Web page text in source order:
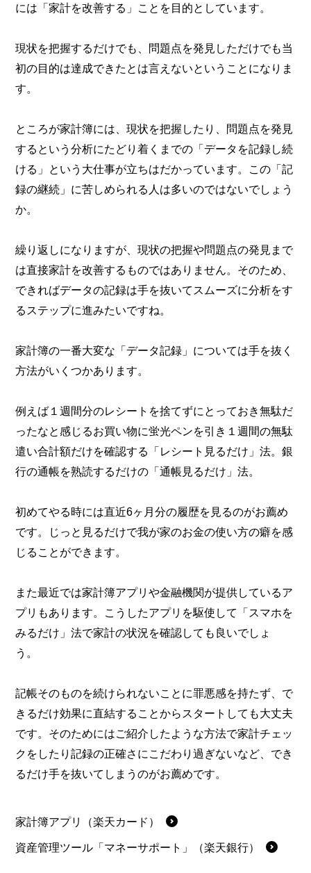
には「家計を改善する」ことを目的としています。
現状を把握するだけでも、問題点を発見しただけでも当
初の目的は達成できたとは言えないということになりま
す。
ところが家計簿には、現状を把握したり、問題点を発見
するという分析にたどり着くまでの「データを記録し続
ける」という大仕事が立ちはだかっています。この「記
録の継続」に苦しめられる人は多いのではないでしょう
か。
繰り返しになりますが、現状の把握や問題点の発見まで
は直接家計を改善するものではありません。そのため、
できればデータの記録は手を抜いてスムーズに分析をす
るステップに進みたいですね。
家計簿の一番大変な「データ記録」については手を抜く
方法がいくつかあります。
例えば１週間分のレシートを捨てずにとっておき無駄だ
ったなと感じるお買い物に蛍光ペンを引き１週間の無駄
遣い合計額だけを確認する「レシート見るだけ」法。銀
行の通帳を熟読するだけの「通帳見るだけ」法。
初めてやる時には直近6ヶ月分の履歴を見るのがお薦め
です。じっと見るだけで我が家のお金の使い方の癖を感
じることができます。
また最近では家計簿アプリや金融機関が提供しているア
プリもあります。こうしたアプリを駆使して「スマホを
みるだけ」法で家計の状況を確認しても良いでしょ
う。
記帳そのものを続けられないことに罪悪感を持たず、で
きるだけ効果に直結することからスタートしても大丈夫
です。そのためにはご紹介したような方法で家計チェッ
クをしたり記録の正確さにこだわり過ぎないなど、でき
るだけ手を抜いてしまうのがお薦めです。
家計簿アプリ（楽天カード）
資産管理ツール「マネーサポート」（楽天銀行）